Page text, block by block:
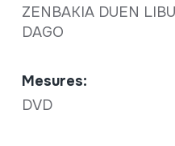
ZENBAKIA DUEN
DAGO
Mesures:
DVD